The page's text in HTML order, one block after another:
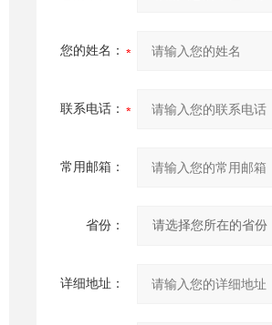
您的姓名：
联系电话：
常用邮箱：
省份：
详细地址：